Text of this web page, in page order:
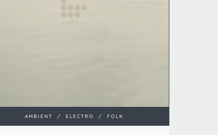
AMBIENT / ELECTRO / FOLK